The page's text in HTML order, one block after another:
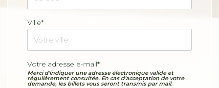
Ville*
Votre adresse e-mail*
Merci d'indiquer une adresse électronique valide et
régulièrement consultée. En cas d'acceptation de votre
demande, les billets vous seront transmis par mail.